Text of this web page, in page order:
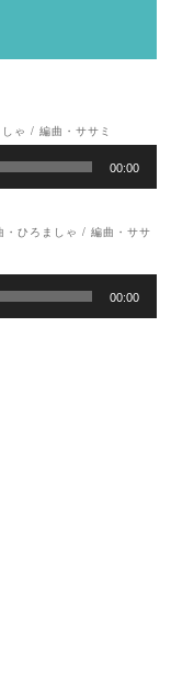
ゃ / 編曲・ササミ
00:00
ひろましゃ / 編曲・ササ
00:00